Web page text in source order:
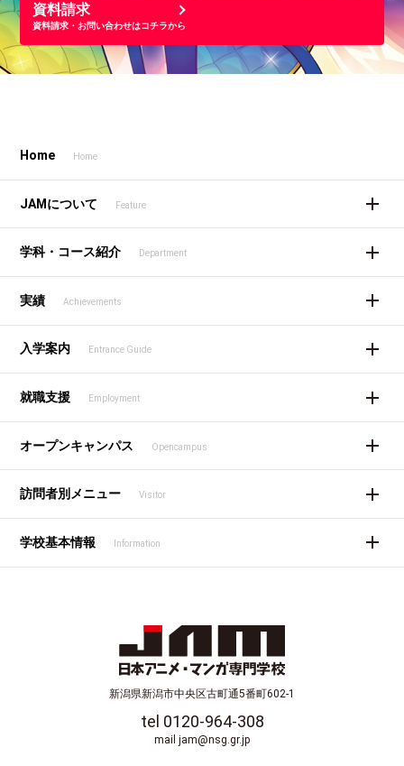
資料請求
資料請求・お問い合わせはコチラから
Home Home
JAMについて Feature
学科・コース紹介 Department
実績 Achievements
入学案内 Entrance Guide
就職支援 Employment
オープンキャンパス Opencampus
訪問者別メニュー Visitor
学校基本情報 Information
新潟県新潟市中央区古町通5番町602-1
tel 0120-964-308
mail jam@nsg.gr.jp